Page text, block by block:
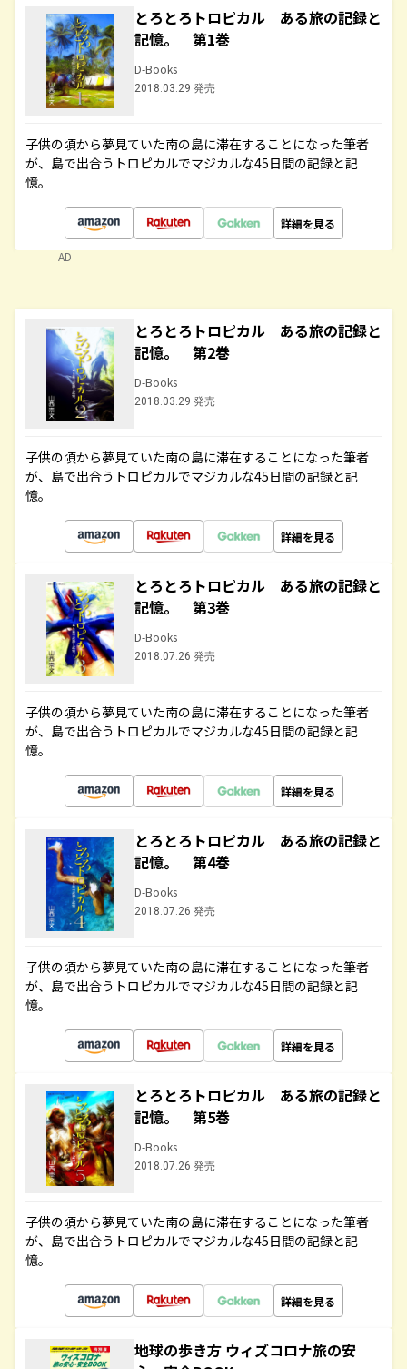
とろとろトロピカル ある旅の記録と
記憶。 第1巻
D-Books
2018.03.29 発売
子供の頃から夢見ていた南の島に滞在することになった筆者
が、島で出合うトロピカルでマジカルな45日間の記録と記
憶。
詳細を見る
AD
とろとろトロピカル ある旅の記録と
記憶。 第2巻
D-Books
2018.03.29 発売
子供の頃から夢見ていた南の島に滞在することになった筆者
が、島で出合うトロピカルでマジカルな45日間の記録と記
憶。
詳細を見る
とろとろトロピカル ある旅の記録と
記憶。 第3巻
D-Books
2018.07.26 発売
子供の頃から夢見ていた南の島に滞在することになった筆者
が、島で出合うトロピカルでマジカルな45日間の記録と記
憶。
詳細を見る
とろとろトロピカル ある旅の記録と
記憶。 第4巻
D-Books
2018.07.26 発売
子供の頃から夢見ていた南の島に滞在することになった筆者
が、島で出合うトロピカルでマジカルな45日間の記録と記
憶。
詳細を見る
とろとろトロピカル ある旅の記録と
記憶。 第5巻
D-Books
2018.07.26 発売
子供の頃から夢見ていた南の島に滞在することになった筆者
が、島で出合うトロピカルでマジカルな45日間の記録と記
憶。
詳細を見る
地球の歩き方 ウィズコロナ旅の安